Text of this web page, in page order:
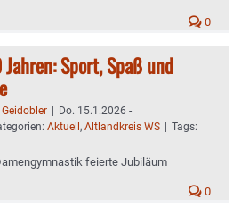
0
Sport, Spaß und
| Do. 15.1.2026 -
Aktuell, Altlandkreis WS | Tags:
feierte Jubiläum
0